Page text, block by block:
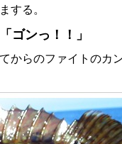
する。
「ゴンっ！！」
からのファイトのカ